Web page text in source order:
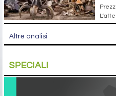
Altre analisi
SPECIALI